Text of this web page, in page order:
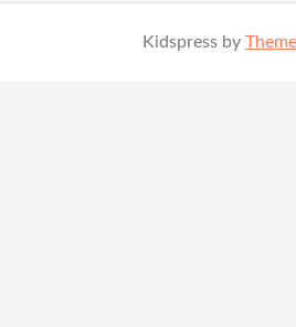
Kidspress by